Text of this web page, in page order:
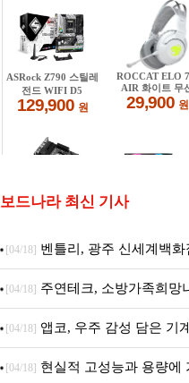
보드나라 최신 기사
[04/18] 벤틀리, 광주 신세계백
픈
[04/18] 주연테크, 소방가족희망
니터·스마트 펫 침대 기부
[04/18] 앱코, 우주 감성 담은 기
브랜드데이 기획전 진행
[04/18] 현실적 고성능과 용량에